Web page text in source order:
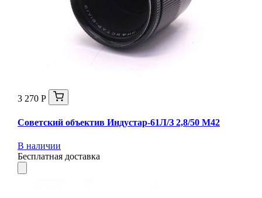
3 270 Р
Советский объектив Индустар-61Л/З 2,8/50 М42
В наличии
Бесплатная доставка